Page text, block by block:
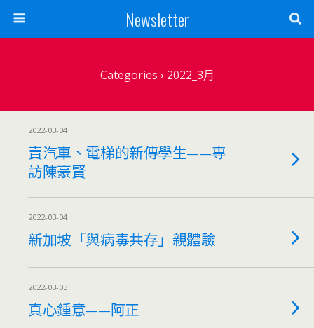
Newsletter
Categories › 2022_3月
2022-03-04
賣汽車、電梯的新傳學生——專
訪陳豪賢
2022-03-04
新加坡「與病毒共存」親體驗
2022-03-03
真心鍾意——阿正